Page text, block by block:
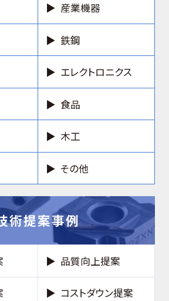
産業機器
鉄鋼
エレクトロニクス
食品
木工
その他
術提案事例
品質向上提案
コストダウン提案